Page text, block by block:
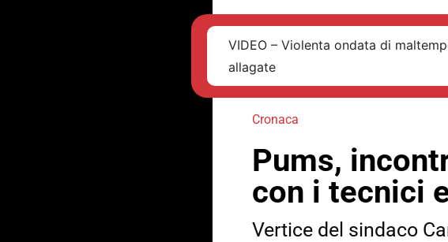
VIDEO – Violenta ondata di
allagate
Cronaca
Pums,
con i tecnici
Vertice del sindaco